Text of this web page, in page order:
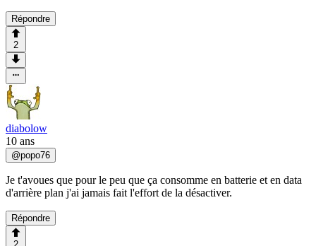
Répondre
2
diabolow
10 ans
@popo76
Je t'avoues que pour le peu que ça consomme en batterie et en data
d'arrière plan j'ai jamais fait l'effort de la désactiver.
Répondre